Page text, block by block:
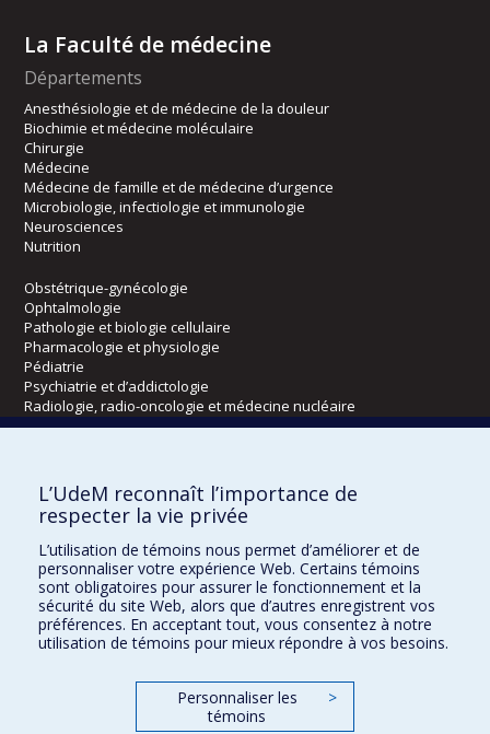
La Faculté de médecine
Départements
Anesthésiologie et de médecine de la douleur
Biochimie et médecine moléculaire
Chirurgie
Médecine
Médecine de famille et de médecine d’urgence
Microbiologie, infectiologie et immunologie
Neurosciences
Nutrition
Obstétrique-gynécologie
Ophtalmologie
Pathologie et biologie cellulaire
Pharmacologie et physiologie
Pédiatrie
Psychiatrie et d’addictologie
Radiologie, radio-oncologie et médecine nucléaire
Kinésiologie et des sciences de l’activité physique
Orthophonie et audiologie
Réadaptation
Directions
DPC
CPASS
L’UdeM reconnaît l’importance de
respecter la vie privée
L’utilisation de témoins nous permet d’améliorer et de
personnaliser votre expérience Web. Certains témoins
sont obligatoires pour assurer le fonctionnement et la
sécurité du site Web, alors que d’autres enregistrent vos
préférences. En acceptant tout, vous consentez à notre
utilisation de témoins pour mieux répondre à vos besoins.
Personnaliser les
témoins
>